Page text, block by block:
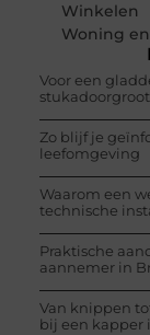
Winkelen
Woning
Voor een
Zo blijf je
leefomgeving
Waarom een
technische
Praktische
aannemer in
Van knippen
bij een kapper